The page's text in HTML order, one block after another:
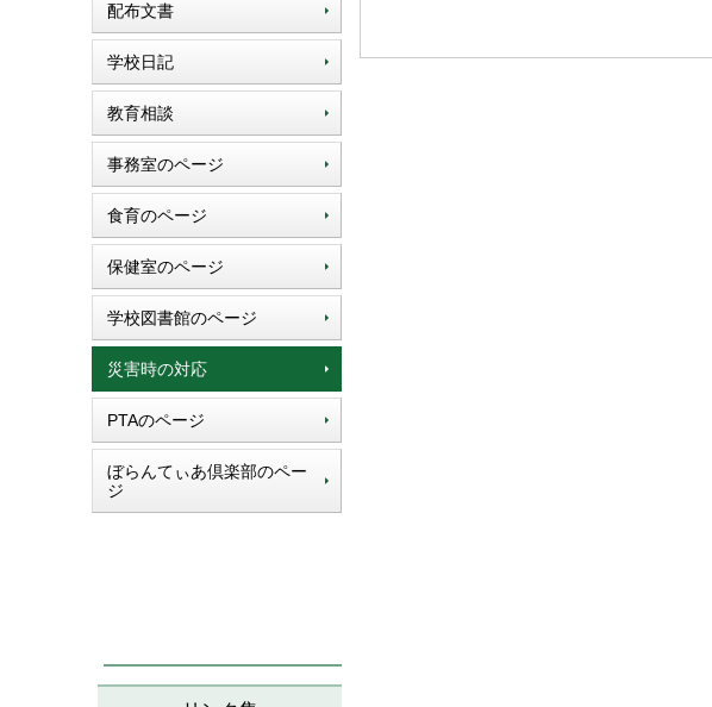
配布文書
学校日記
教育相談
事務室のページ
食育のページ
保健室のページ
学校図書館のページ
災害時の対応
PTAのページ
ぼらんてぃあ倶楽部のペー
ジ